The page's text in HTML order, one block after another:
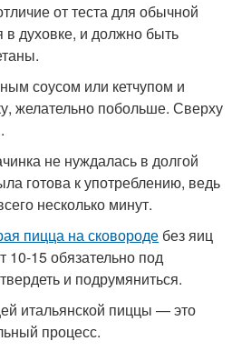
от теста для обычной
в духовке, и должно быть
соусом или кетчупом и
желательно побольше. Сверху
не нуждалась в долгой
готова к употреблению, ведь
несколько минут.
пицца на сковороде без яиц
10-15 обязательно под
и подрумяниться.
итальянской пиццы — это
процесс.